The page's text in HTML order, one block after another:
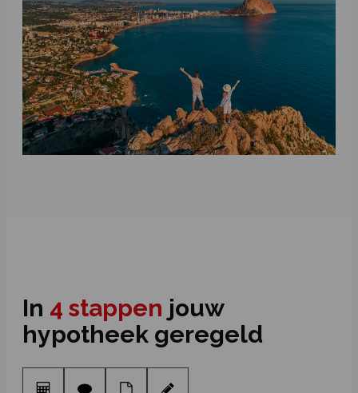
In 4 stappen jouw
hypotheek geregeld